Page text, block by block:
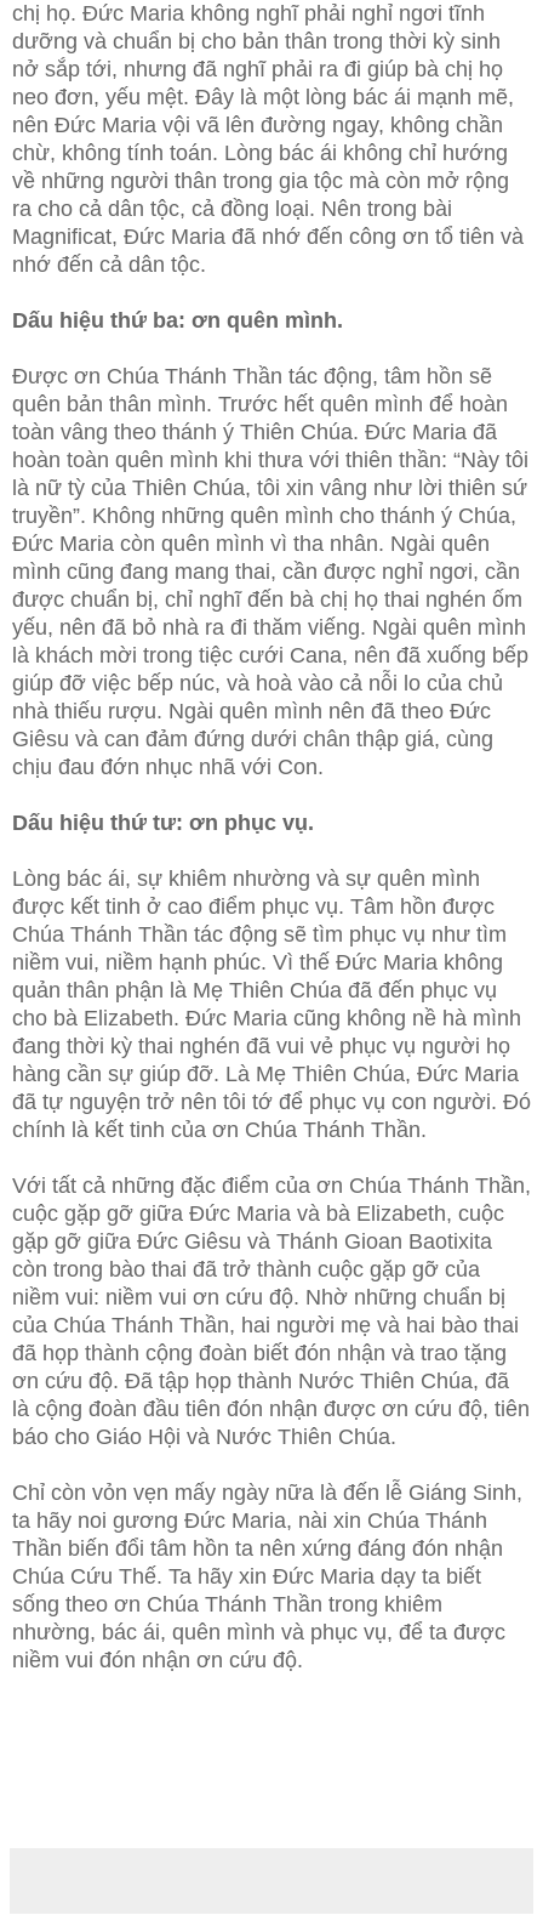
chị họ. Đức Maria không nghĩ phải nghỉ ngơi tĩnh
dưỡng và chuẩn bị cho bản thân trong thời kỳ sinh
nở sắp tới, nhưng đã nghĩ phải ra đi giúp bà chị họ
neo đơn, yếu mệt. Đây là một lòng bác ái mạnh mẽ,
nên Đức Maria vội vã lên đường ngay, không chần
chừ, không tính toán. Lòng bác ái không chỉ hướng
về những người thân trong gia tộc mà còn mở rộng
ra cho cả dân tộc, cả đồng loại. Nên trong bài
Magnificat, Đức Maria đã nhớ đến công ơn tổ tiên và
nhớ đến cả dân tộc.
Dấu hiệu thứ ba: ơn quên mình.
Được ơn Chúa Thánh Thần tác động, tâm hồn sẽ
quên bản thân mình. Trước hết quên mình để hoàn
toàn vâng theo thánh ý Thiên Chúa. Đức Maria đã
hoàn toàn quên mình khi thưa với thiên thần: “Này tôi
là nữ tỳ của Thiên Chúa, tôi xin vâng như lời thiên sứ
truyền”. Không những quên mình cho thánh ý Chúa,
Đức Maria còn quên mình vì tha nhân. Ngài quên
mình cũng đang mang thai, cần được nghỉ ngơi, cần
được chuẩn bị, chỉ nghĩ đến bà chị họ thai nghén ốm
yếu, nên đã bỏ nhà ra đi thăm viếng. Ngài quên mình
là khách mời trong tiệc cưới Cana, nên đã xuống bếp
giúp đỡ việc bếp núc, và hoà vào cả nỗi lo của chủ
nhà thiếu rượu. Ngài quên mình nên đã theo Đức
Giêsu và can đảm đứng dưới chân thập giá, cùng
chịu đau đớn nhục nhã với Con.
Dấu hiệu thứ tư: ơn phục vụ.
Lòng bác ái, sự khiêm nhường và sự quên mình
được kết tinh ở cao điểm phục vụ. Tâm hồn được
Chúa Thánh Thần tác động sẽ tìm phục vụ như tìm
niềm vui, niềm hạnh phúc. Vì thế Đức Maria không
quản thân phận là Mẹ Thiên Chúa đã đến phục vụ
cho bà Elizabeth. Đức Maria cũng không nề hà mình
đang thời kỳ thai nghén đã vui vẻ phục vụ người họ
hàng cần sự giúp đỡ. Là Mẹ Thiên Chúa, Đức Maria
đã tự nguyện trở nên tôi tớ để phục vụ con người. Đó
chính là kết tinh của ơn Chúa Thánh Thần.
Với tất cả những đặc điểm của ơn Chúa Thánh Thần,
cuộc gặp gỡ giữa Đức Maria và bà Elizabeth, cuộc
gặp gỡ giữa Đức Giêsu và Thánh Gioan Baotixita
còn trong bào thai đã trở thành cuộc gặp gỡ của
niềm vui: niềm vui ơn cứu độ. Nhờ những chuẩn bị
của Chúa Thánh Thần, hai người mẹ và hai bào thai
đã họp thành cộng đoàn biết đón nhận và trao tặng
ơn cứu độ. Đã tập họp thành Nước Thiên Chúa, đã
là cộng đoàn đầu tiên đón nhận được ơn cứu độ, tiên
báo cho Giáo Hội và Nước Thiên Chúa.
Chỉ còn vỏn vẹn mấy ngày nữa là đến lễ Giáng Sinh,
ta hãy noi gương Đức Maria, nài xin Chúa Thánh
Thần biến đổi tâm hồn ta nên xứng đáng đón nhận
Chúa Cứu Thế. Ta hãy xin Đức Maria dạy ta biết
sống theo ơn Chúa Thánh Thần trong khiêm
nhường, bác ái, quên mình và phục vụ, để ta được
niềm vui đón nhận ơn cứu độ.